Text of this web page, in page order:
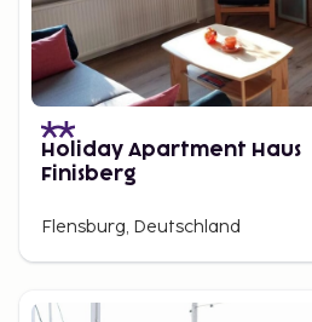
Holiday Apartment Haus
Finisberg
Flensburg, Deutschland